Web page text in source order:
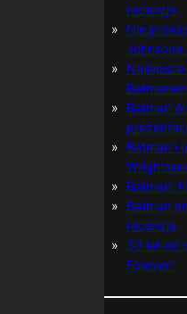
recenzja
Nie
Batman
Batman i
Batman:
Batman
recenzja
30 lat od
Forever”